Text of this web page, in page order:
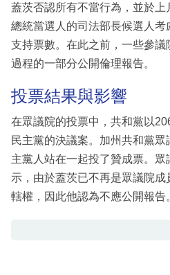
蓋茨否認所有不當行為，並於上
總統當選人的司法部長候選人
支持票數。在此之前，一些參
過程的一部分公開倫理報告。
投票結果與影響
在眾議院的投票中，共和黨以
民主黨的決議案。加州共和黨眾
主黨人站在一起投了贊成票。眾
示，由於蓋茨已不再是眾議院
轄權，因此他認為不應公開報告